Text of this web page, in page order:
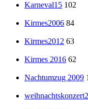
Karneval15 102
Kirmes2006 84
Kirmes2012 63
Kirmes 2016 62
Nachtumzug 2009